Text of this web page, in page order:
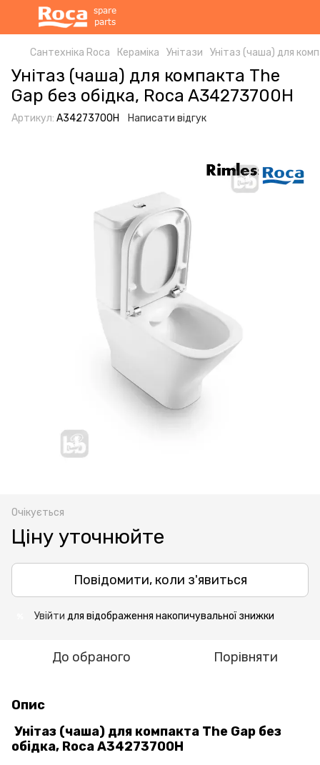
Сантехніка Roca Кераміка Унітази Унітаз (чаша) для
Унітаз (чаша) для компакта The
Gap без обідка, Roca A34273700H
Артикул: A34273700H Написати відгук
Очікується
Ціну уточнюйте
Повідомити, коли з'явиться
Увійти для відображення накопичувальної знижки
До обраного Порівняти
Опис
Унітаз (чаша) для компакта The Gap без
обідка, Roca A34273700H